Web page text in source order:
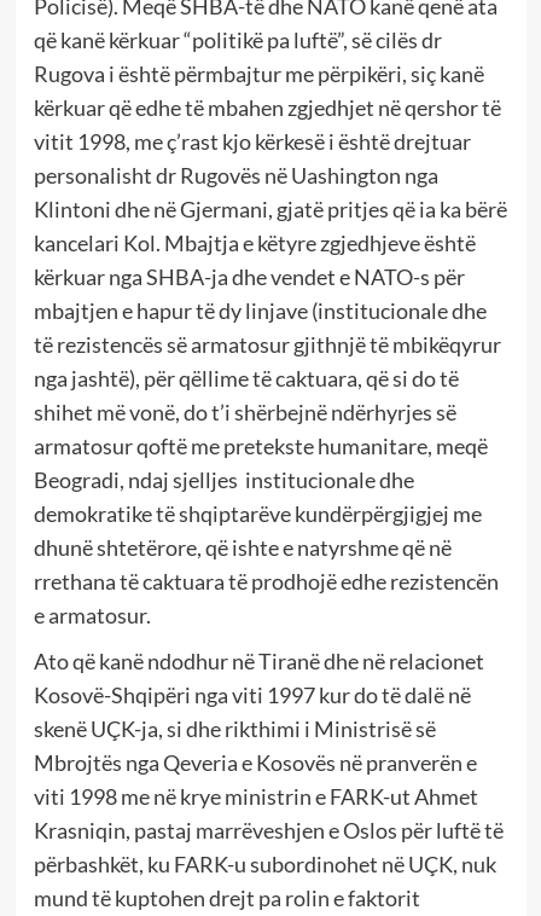
Policisë). Meqë SHBA-të dhe NATO kanë qenë ata
që kanë kërkuar “politikë pa luftë”, së cilës dr
Rugova i është përmbajtur me përpikëri, siç kanë
kërkuar që edhe të mbahen zgjedhjet në qershor të
vitit 1998, me ç’rast kjo kërkesë i është drejtuar
personalisht dr Rugovës në Uashington nga
Klintoni dhe në Gjermani, gjatë pritjes që ia ka bërë
kancelari Kol. Mbajtja e këtyre zgjedhjeve është
kërkuar nga SHBA-ja dhe vendet e NATO-s për
mbajtjen e hapur të dy linjave (institucionale dhe
të rezistencës së armatosur gjithnjë të mbikëqyrur
nga jashtë), për qëllime të caktuara, që si do të
shihet më vonë, do t’i shërbejnë ndërhyrjes së
armatosur qoftë me pretekste humanitare, meqë
Beogradi, ndaj sjelljes institucionale dhe
demokratike të shqiptarëve kundërpërgjigjej me
dhunë shtetërore, që ishte e natyrshme që në
rrethana të caktuara të prodhojë edhe rezistencën
e armatosur.
Ato që kanë ndodhur në Tiranë dhe në relacionet
Kosovë-Shqipëri nga viti 1997 kur do të dalë në
skenë UÇK-ja, si dhe rikthimi i Ministrisë së
Mbrojtës nga Qeveria e Kosovës në pranverën e
viti 1998 me në krye ministrin e FARK-ut Ahmet
Krasniqin, pastaj marrëveshjen e Oslos për luftë të
përbashkët, ku FARK-u subordinohet në UÇK, nuk
mund të kuptohen drejt pa rolin e faktorit